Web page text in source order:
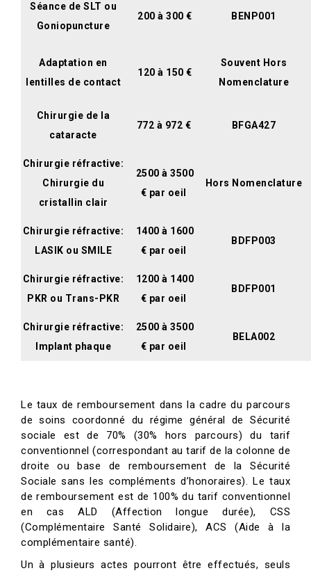
Séance de SLT ou
Goniopuncture
200 à 300 € BENP001
Adaptation en
lentilles de contact
120 à 150 €
Souvent Hors
Nomenclature
Chirurgie de la
cataracte
772 à 972 € BFGA427
Chirurgie réfractive:
Chirurgie du
cristallin clair
2500 à 3500
€ par oeil
Hors Nomenclature
Chirurgie réfractive:
LASIK ou SMILE
1400 à 1600
€ par oeil
BDFP003
Chirurgie réfractive:
PKR ou Trans-PKR
1200 à 1400
€ par oeil
BDFP001
Chirurgie réfractive:
Implant phaque
2500 à 3500
€ par oeil
BELA002
Le taux de remboursement dans la cadre du parcours
de soins coordonné du régime général de Sécurité
sociale est de 70% (30% hors parcours) du tarif
conventionnel (correspondant au tarif de la colonne de
droite ou base de remboursement de la Sécurité
Sociale sans les compléments d’honoraires). Le taux
de remboursement est de 100% du tarif conventionnel
en cas ALD (Affection longue durée), CSS
(Complémentaire Santé Solidaire), ACS (Aide à la
complémentaire santé).
Un à plusieurs actes pourront être effectués, seuls